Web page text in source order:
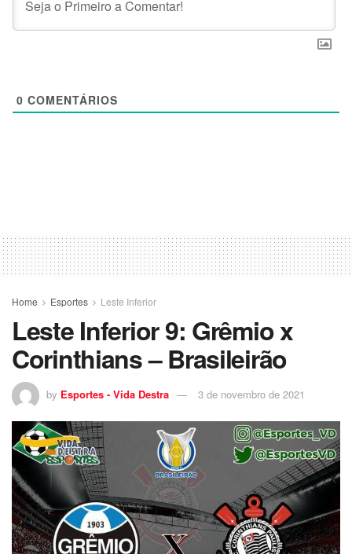
0 COMENTÁRIOS
Home Esportes Leste Inferior
Leste Inferior 9: Grêmio x
Corinthians – Brasileirão
by Esportes - Vida Destra 3 de novembro de 2021